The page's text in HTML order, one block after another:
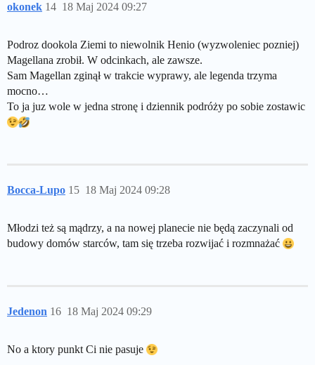
okonek 18 Maj 2024 09:27
14
Podroz dookola Ziemi to niewolnik Henio (wyzwoleniec pozniej)
Magellana zrobił. W odcinkach, ale zawsze.
Sam Magellan zginął w trakcie wyprawy, ale legenda trzyma
mocno…
To ja juz wole w jedna stronę i dziennik podróży po sobie zostawic
Bocca-Lupo 18 Maj 2024 09:28
15
Młodzi też są mądrzy, a na nowej planecie nie będą zaczynali od
budowy domów starców, tam się trzeba rozwijać i rozmnażać
Jedenon 18 Maj 2024 09:29
16
No a ktory punkt Ci nie pasuje